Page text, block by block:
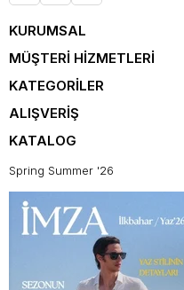
KURUMSAL
MÜŞTERİ HİZMETLERİ
KATEGORİLER
ALIŞVERİŞ
KATALOG
Spring Summer '26